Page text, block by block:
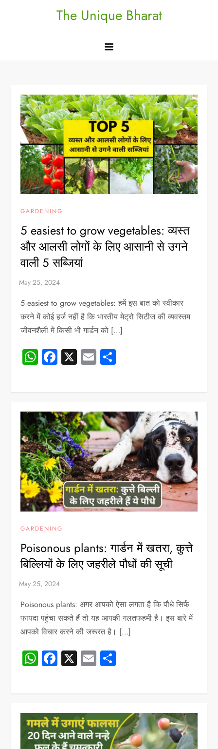
The Unique Bharat
GARDENING
5 easiest to grow vegetables: व्यस्त
और आलसी लोगों के लिए आसानी से उगने
वाली 5 सब्जियां
5 easiest to grow vegetables: हमें इस बात को स्वीकार
करने में कोई हर्ज नहीं है कि भारतीय मेट्रो सिटीज की व्यवस्तम
जीवनशैली में किसी भी गार्डन को […]
WhatsApp
Facebook
X Email
GARDENING
Poisonous plants: गार्डन में खतरा, कुत्ते
बिल्लियों के लिए जहरीले पौधों की सूची
Poisonous plants: अगर आपको ऐसा लगता है कि पौधे सिर्फ
फायदा पहुंचा सकते हैं तो यह आपकी गलतफहमी है। इस बारे में
आपको विचार करने की जरूरत है। […]
WhatsApp
Facebook
X Email